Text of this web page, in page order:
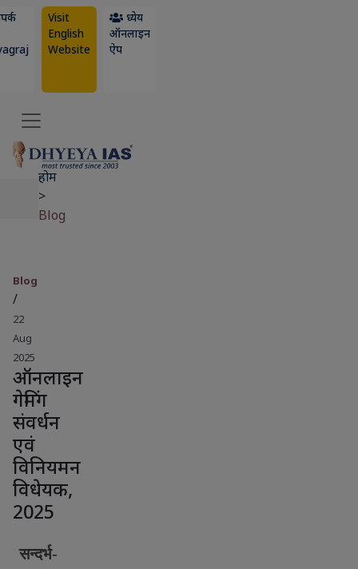
Visit
English
Website
ध्येय
ऑनलाइन
ऐप
होम
>
Blog
Blog
/
22
Aug
2025
ऑनलाइन
गेमिंग
संवर्धन
एवं
विनियमन
विधेयक,
2025
सन्दर्भ-